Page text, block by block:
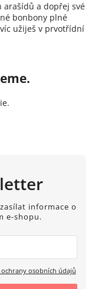
arašídů a dopřej své
bonbony plné
užiješ v prvotřídní
informace o
e-shopu.
osobních údajů